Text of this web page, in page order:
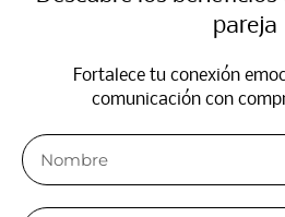
pareja
Fortalece tu conexión
comunicación con